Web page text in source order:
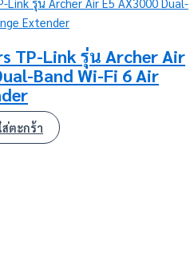
TP-Link รุ่น Archer Air
Band Wi-Fi 6 Air
ตะกร้า